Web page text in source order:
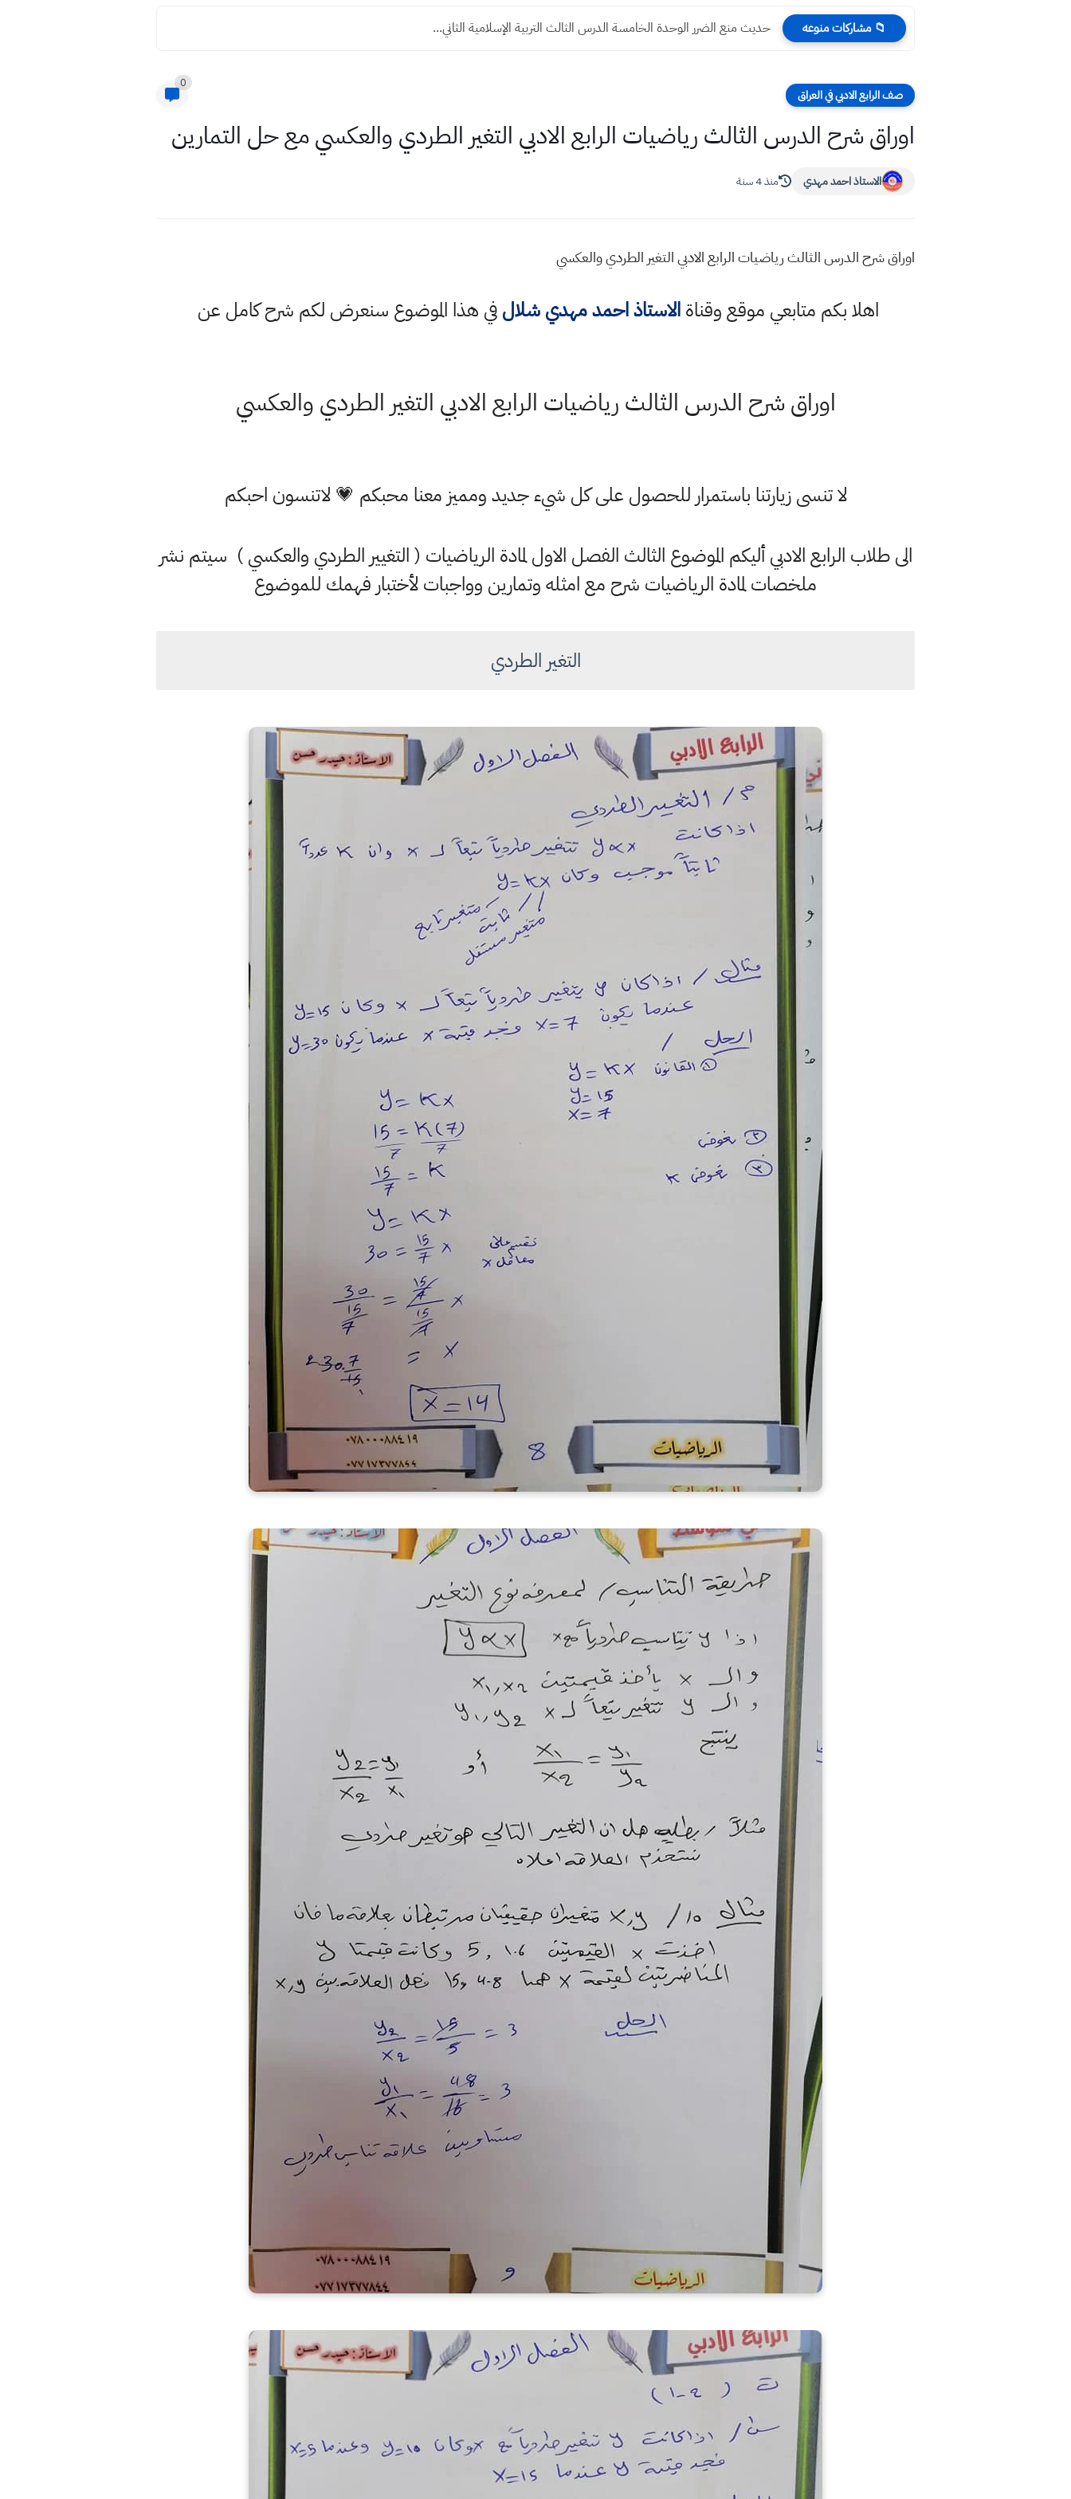
📁 مشاركات منوعه حديث منع الضرر الوحدة الخامسة الدرس الثالث التربية الإسلامية الثاني...
صف الرابع الادبي في العراق
0
اوراق شرح الدرس الثالث رياضيات الرابع الادبي التغير الطردي والعكسي مع حل التمارين
الاستاذ احمد مهدي منذ 4 سنة
اوراق شرح الدرس الثالث رياضيات الرابع الادبي التغير الطردي والعكسي
اهلا بكم متابعي موقع وقناةالاستاذ احمد مهدي شلالفي هذا الموضوع سنعرض لكم شرح كامل عن
اوراق شرح الدرس الثالث رياضيات الرابع الادبي التغير الطردي والعكسي
لا تنسى زيارتنا باستمرار للحصول على كل شيء جديد ومميز معنا محبكم 💗 لاتنسون احبكم
الى طلاب الرابع الادبي أليكم الموضوع الثالث الفصل الاول لمادة الرياضيات ( التغيير الطردي والعكسي ) سيتم نشر
ملخصات لمادة الرياضيات شرح مع امثله وتمارين وواجبات لأختبار فهمك للموضوع
التغير الطردي